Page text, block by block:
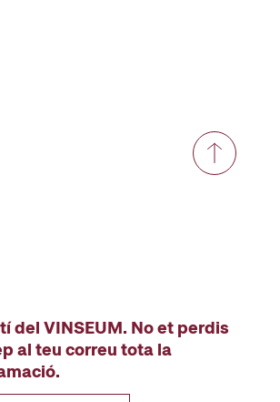
del VINSEUM. No et perdis
al teu correu tota la